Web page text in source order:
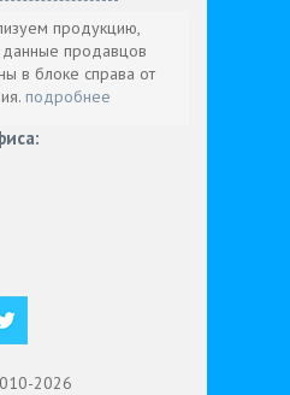
продукцию,
данные продавцов
в блоке справа от
подробнее
2026